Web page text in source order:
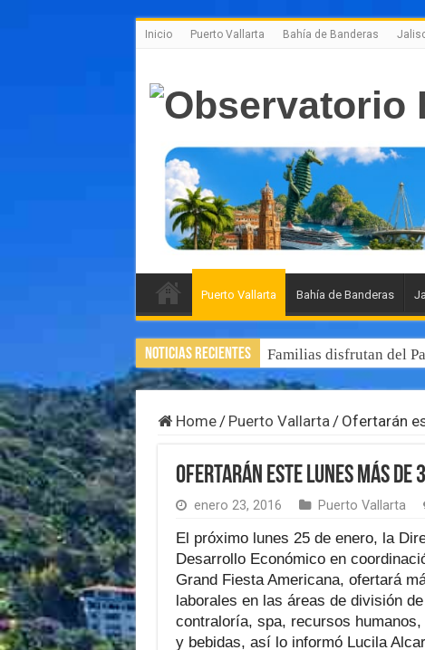
Inicio Puerto Vallarta Bahía de Banderas
Puerto Vallarta Bahía de Banderas
Noticias Recientes Familias disfrutan del
Home / Puerto Vallarta / Ofertarán
Ofertarán este lunes más de
enero 23, 2016 Puerto Vallarta
El próximo lunes 25 de enero, la
Desarrollo Económico en
Grand Fiesta Americana, ofertará
laborales en las áreas de división
contraloría, spa, recursos
y bebidas, así lo informó Lucila